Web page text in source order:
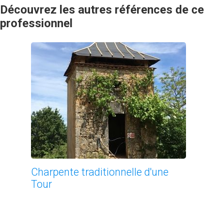
Découvrez les autres références de ce
professionnel
Charpente traditionnelle d'une
Tour